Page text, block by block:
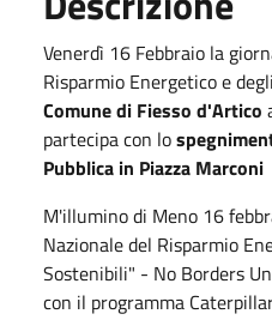
Venerdì 16 Febbraio la
Risparmio Energetico e
Comune di Fiesso d'Artico
partecipa con lo
Pubblica in Piazza Marconi
M'illumino di Meno 16
Nazionale del Risparmio
Sostenibili" - No Borders
con il programma